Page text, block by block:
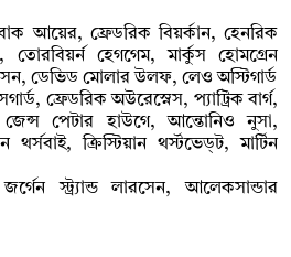
আয়ের, ফ্রেডরিক বিয়র্কান, হেনরিক
তোরবিয়র্ন হেগগেম, মার্কুস হোমগ্রেন
ডেভিড মোলার উলফ, লেও অস্টিগার্ড
ফ্রেডরিক অউরেস্নেস, প্যাট্রিক বার্গ,
জেন্স পেটার হাউগে, আন্তোনিও নুসা,
ক্রিস্টিয়ান থর্স্টভেড্ট, মার্টিন
স্ট্র্যান্ড লারসেন, আলেকসান্ডার